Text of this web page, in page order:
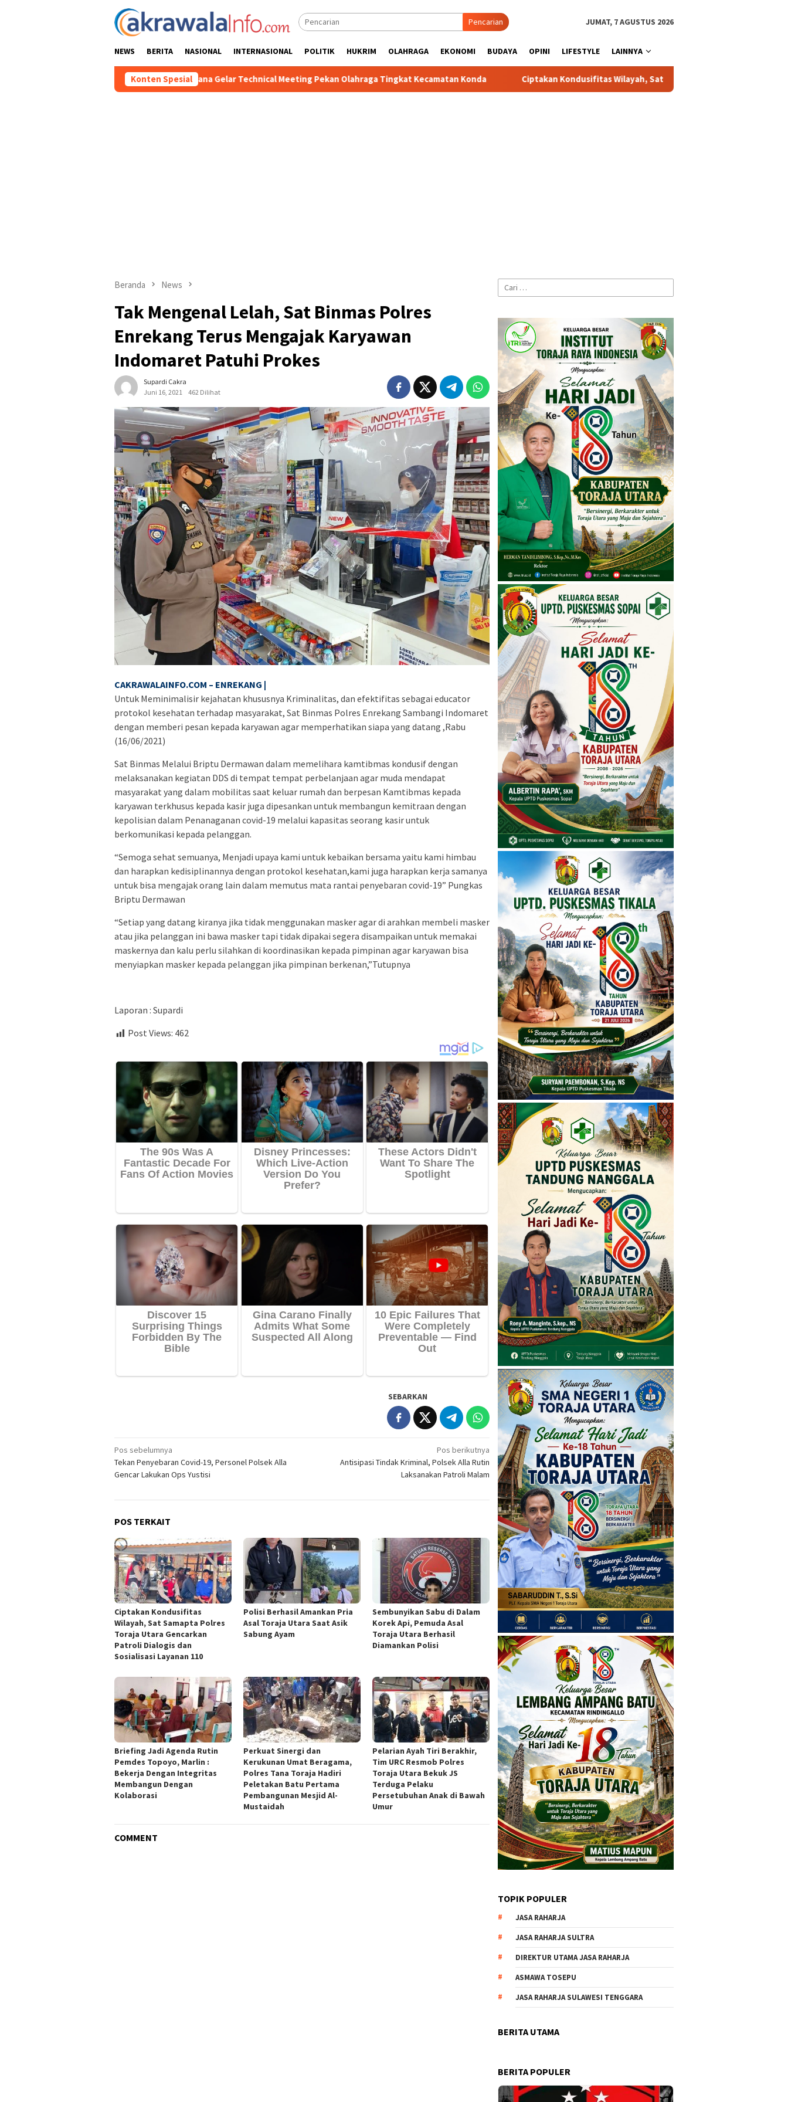
Pencarian JUMAT, 7 AGUSTUS 2026
NEWS BERITA NASIONAL INTERNASIONAL POLITIK HUKRIM OLAHRAGA EKONOMI BUDAYA OPINI LIFESTYLE LAINNYA
Konten Spesial
2026, Panitia Pelaksana Gelar Technical Meeting Pekan Olahraga Tingkat Kecamatan Konda Ciptakan Kondusifitas Wilayah, Sat Samapta Polres Toraja Utara Gencarkan Patroli Dialogis
Beranda News
Tak Mengenal Lelah, Sat Binmas Polres
Enrekang Terus Mengajak Karyawan
Indomaret Patuhi Prokes
Supardi Cakra
Juni 16, 2021
462 Dilihat
CAKRAWALAINFO.COM – ENREKANG |
Untuk Meminimalisir kejahatan khususnya Kriminalitas, dan efektifitas sebagai educator
protokol kesehatan terhadap masyarakat, Sat Binmas Polres Enrekang Sambangi Indomaret
dengan memberi pesan kepada karyawan agar memperhatikan siapa yang datang ,Rabu
(16/06/2021)
Sat Binmas Melalui Briptu Dermawan dalam memelihara kamtibmas kondusif dengan
melaksanakan kegiatan DDS di tempat tempat perbelanjaan agar muda mendapat
masyarakat yang dalam mobilitas saat keluar rumah dan berpesan Kamtibmas kepada
karyawan terkhusus kepada kasir juga dipesankan untuk membangun kemitraan dengan
kepolisian dalam Penanaganan covid-19 melalui kapasitas seorang kasir untuk
berkomunikasi kepada pelanggan.
“Semoga sehat semuanya, Menjadi upaya kami untuk kebaikan bersama yaitu kami himbau
dan harapkan kedisiplinannya dengan protokol kesehatan,kami juga harapkan kerja samanya
untuk bisa mengajak orang lain dalam memutus mata rantai penyebaran covid-19” Pungkas
Briptu Dermawan
“Setiap yang datang kiranya jika tidak menggunakan masker agar di arahkan membeli masker
atau jika pelanggan ini bawa masker tapi tidak dipakai segera disampaikan untuk memakai
maskernya dan kalu perlu silahkan di koordinasikan kepada pimpinan agar karyawan bisa
menyiapkan masker kepada pelanggan jika pimpinan berkenan,”Tutupnya
Laporan : Supardi
Post Views: 462
SEBARKAN
Navigasi
pos
Pos sebelumnya
Tekan Penyebaran Covid-19, Personel Polsek Alla
Gencar Lakukan Ops Yustisi
Pos berikutnya
Antisipasi Tindak Kriminal, Polsek Alla Rutin
Laksanakan Patroli Malam
POS TERKAIT
Ciptakan Kondusifitas
Wilayah, Sat Samapta Polres
Toraja Utara Gencarkan
Patroli Dialogis dan
Sosialisasi Layanan 110
Polisi Berhasil Amankan Pria
Asal Toraja Utara Saat Asik
Sabung Ayam
Sembunyikan Sabu di Dalam
Korek Api, Pemuda Asal
Toraja Utara Berhasil
Diamankan Polisi
Briefing Jadi Agenda Rutin
Pemdes Topoyo, Marlin :
Bekerja Dengan Integritas
Membangun Dengan
Kolaborasi
Perkuat Sinergi dan
Kerukunan Umat Beragama,
Polres Tana Toraja Hadiri
Peletakan Batu Pertama
Pembangunan Mesjid Al-
Mustaidah
Pelarian Ayah Tiri Berakhir,
Tim URC Resmob Polres
Toraja Utara Bekuk JS
Terduga Pelaku
Persetubuhan Anak di Bawah
Umur
COMMENT
Cari
untuk:
TOPIK POPULER
JASA RAHARJA
JASA RAHARJA SULTRA
DIREKTUR UTAMA JASA RAHARJA
ASMAWA TOSEPU
JASA RAHARJA SULAWESI TENGGARA
BERITA UTAMA
BERITA POPULER